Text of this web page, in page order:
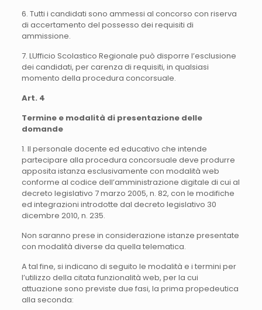
6. Tutti i candidati sono ammessi al concorso con riserva
di accertamento del possesso dei requisiti di
ammissione.
7. LUfficio Scolastico Regionale può disporre l’esclusione
dei candidati, per carenza di requisiti, in qualsiasi
momento della procedura concorsuale.
Art. 4
Termine e modalità di presentazione delle
domande
1. Il personale docente ed educativo che intende
partecipare alla procedura concorsuale deve produrre
apposita istanza esclusivamente con modalità web
conforme al codice dell’amministrazione digitale di cui al
decreto legislativo 7 marzo 2005, n. 82, con le modifiche
ed integrazioni introdotte dal decreto legislativo 30
dicembre 2010, n. 235.
Non saranno prese in considerazione istanze presentate
con modalità diverse da quella telematica.
A tal fine, si indicano di seguito le modalità e i termini per
l’utilizzo della citata funzionalità web, per la cui
attuazione sono previste due fasi, la prima propedeutica
alla seconda: